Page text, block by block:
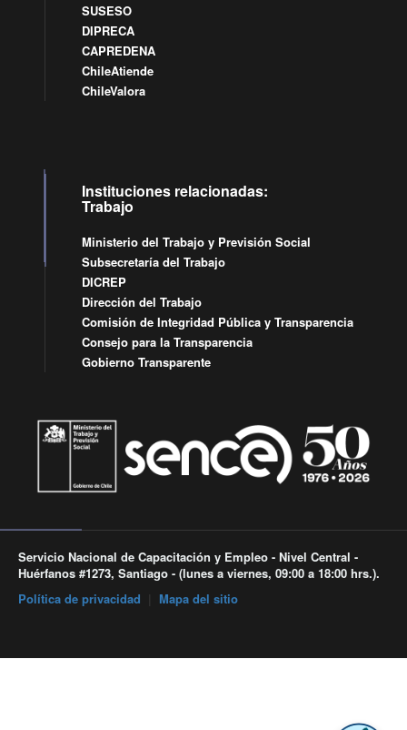
SUSESO
DIPRECA
CAPREDENA
ChileAtiende
ChileValora
Instituciones relacionadas:
Trabajo
Ministerio del Trabajo y Previsión Social
Subsecretaría del Trabajo
DICREP
Dirección del Trabajo
Comisión de Integridad Pública y Transparencia
Consejo para la Transparencia
Gobierno Transparente
Servicio Nacional de Capacitación y Empleo - Nivel Central -
Huérfanos #1273, Santiago - (lunes a viernes, 09:00 a 18:00 hrs.).
Política de privacidad
Mapa del sitio